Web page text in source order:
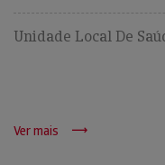
Unidade Local De
Ver mais